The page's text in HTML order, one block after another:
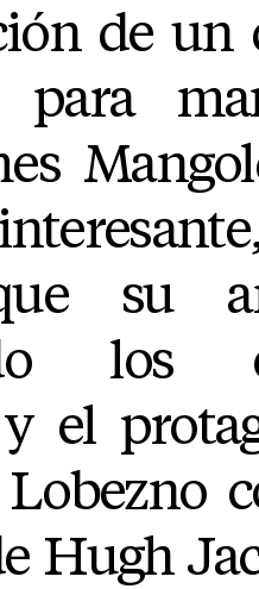
de un
para
su
los
el
Hugh